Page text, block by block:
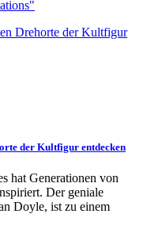
der Kultfigur entdecken
hat Generationen von
Der geniale
Doyle, ist zu einem